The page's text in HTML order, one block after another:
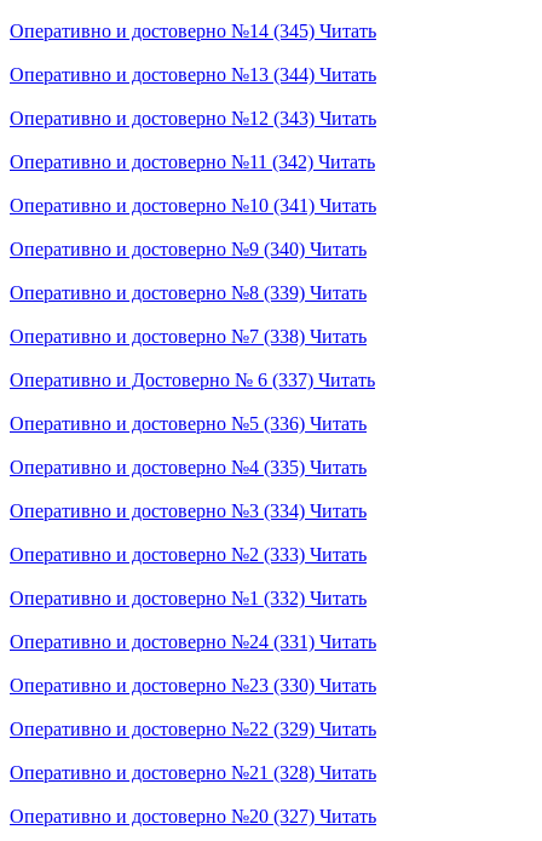
Оперативно и достоверно №14 (345) Читать
Оперативно и достоверно №13 (344) Читать
Оперативно и достоверно №12 (343) Читать
Оперативно и достоверно №11 (342) Читать
Оперативно и достоверно №10 (341) Читать
Оперативно и достоверно №9 (340) Читать
Оперативно и достоверно №8 (339) Читать
Оперативно и достоверно №7 (338) Читать
Оперативно и Достоверно № 6 (337) Читать
Оперативно и достоверно №5 (336) Читать
Оперативно и достоверно №4 (335) Читать
Оперативно и достоверно №3 (334) Читать
Оперативно и достоверно №2 (333) Читать
Оперативно и достоверно №1 (332) Читать
Оперативно и достоверно №24 (331) Читать
Оперативно и достоверно №23 (330) Читать
Оперативно и достоверно №22 (329) Читать
Оперативно и достоверно №21 (328) Читать
Оперативно и достоверно №20 (327) Читать